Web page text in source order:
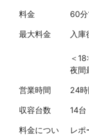
料金
60
最大料金
入庫
＜
夜間
営業時間
24
収容台数
14台
料金につい
レポ